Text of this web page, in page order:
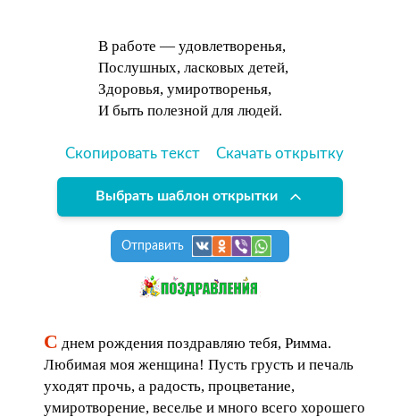
В работе — удовлетворенья,
Послушных, ласковых детей,
Здоровья, умиротворенья,
И быть полезной для людей.
Скопировать текст Скачать открытку
Выбрать шаблон открытки
Отправить
С днем рождения поздравляю тебя, Римма.
Любимая моя женщина! Пусть грусть и печаль
уходят прочь, а радость, процветание,
умиротворение, веселье и много всего хорошего